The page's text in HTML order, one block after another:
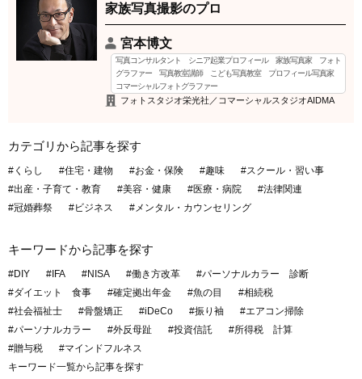
家族写真撮影のプロ
宮本博文
写真コンサルタント シニア起業プロフィール 家族写真家 フォト
グラファー 写真教室講師 こども写真教室 プロフィール写真家
コマーシャルフォトグラファー
フォトスタジオ栄光社／コマーシャルスタジオAIDMA
カテゴリから記事を探す
#くらし #住宅・建物 #お金・保険 #趣味
#スクール・習い事
#出産・子育て・教育
#美容・健康 #医療・病院
#法律関連
#冠婚葬祭
#ビジネス #メンタル・カウンセリング
キーワードから記事を探す
#DIY #IFA #NISA #働き方改革
#パーソナルカラー 診断
#ダイエット 食事
#確定拠出年金 #魚の目
#相続税
#社会福祉士
#骨盤矯正 #iDeCo #振り袖
#エアコン掃除
#パーソナルカラー
#外反母趾 #投資信託
#所得税 計算
#贈与税
#マインドフルネス
キーワード一覧から記事を探す